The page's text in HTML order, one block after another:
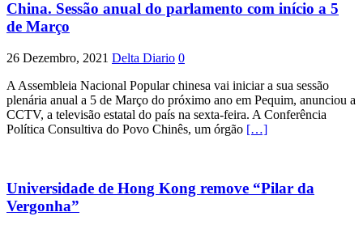
China. Sessão anual do parlamento com início a 5
de Março
26 Dezembro, 2021 Delta Diario 0
A Assembleia Nacional Popular chinesa vai iniciar a sua sessão
plenária anual a 5 de Março do próximo ano em Pequim, anunciou a
CCTV, a televisão estatal do país na sexta-feira. A Conferência
Política Consultiva do Povo Chinês, um órgão […]
Universidade de Hong Kong remove “Pilar da
Vergonha”